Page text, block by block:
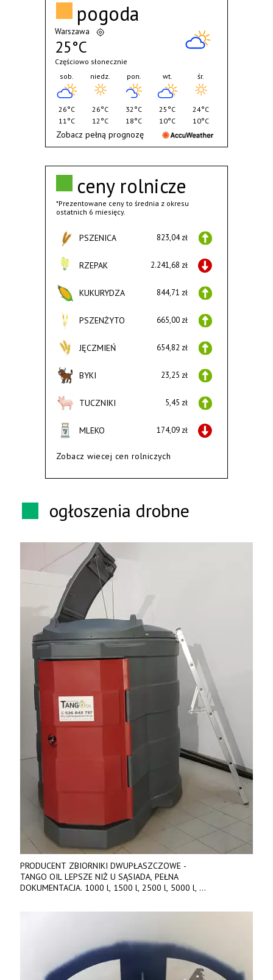
ceny rolnicze
*Prezentowane ceny to średnia z okresu
ostatnich 6 miesięcy.
PSZENICA 823,04 zł
RZEPAK 2.241,68 zł
KUKURYDZA 844,71 zł
PSZENŻYTO 665,00 zł
JĘCZMIEŃ 654,82 zł
BYKI 23,25 zł
TUCZNIKI 5,45 zł
MLEKO 174,09 zł
Zobacz wiecej cen rolniczych
pogoda
Warszawa
25°C
Częściowo słonecznie
sob.
26°C
11°C
niedz.
26°C
12°C
pon.
32°C
18°C
wt.
25°C
10°C
śr.
24°C
10°C
Zobacz pełną prognozę
ogłoszenia drobne
PRODUCENT ZBIORNIKI DWUPŁASZCZOWE -
TANGO OIL LEPSZE NIŻ U SĄSIADA, PEŁNA
DOKUMENTACJA. 1000 l, 1500 l, 2500 l, 5000 l,
842 737, www.tango-oil.pl